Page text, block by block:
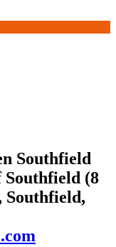
Southfield
Southfield (8
Southfield,